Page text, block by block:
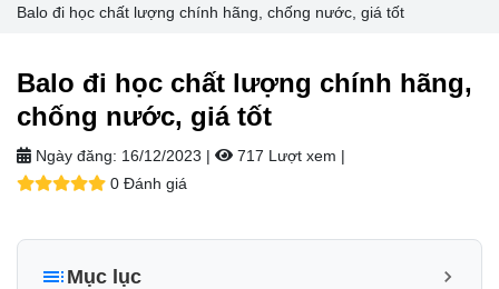
Balo đi học chất lượng chính hãng,
chống nước, giá tốt
Ngày đăng: 16/12/2023 | 717 Lượt xem |
0 Đánh giá
Mục lục
Balo đi học chất lượng chính hãng, chống nước, giá tốt